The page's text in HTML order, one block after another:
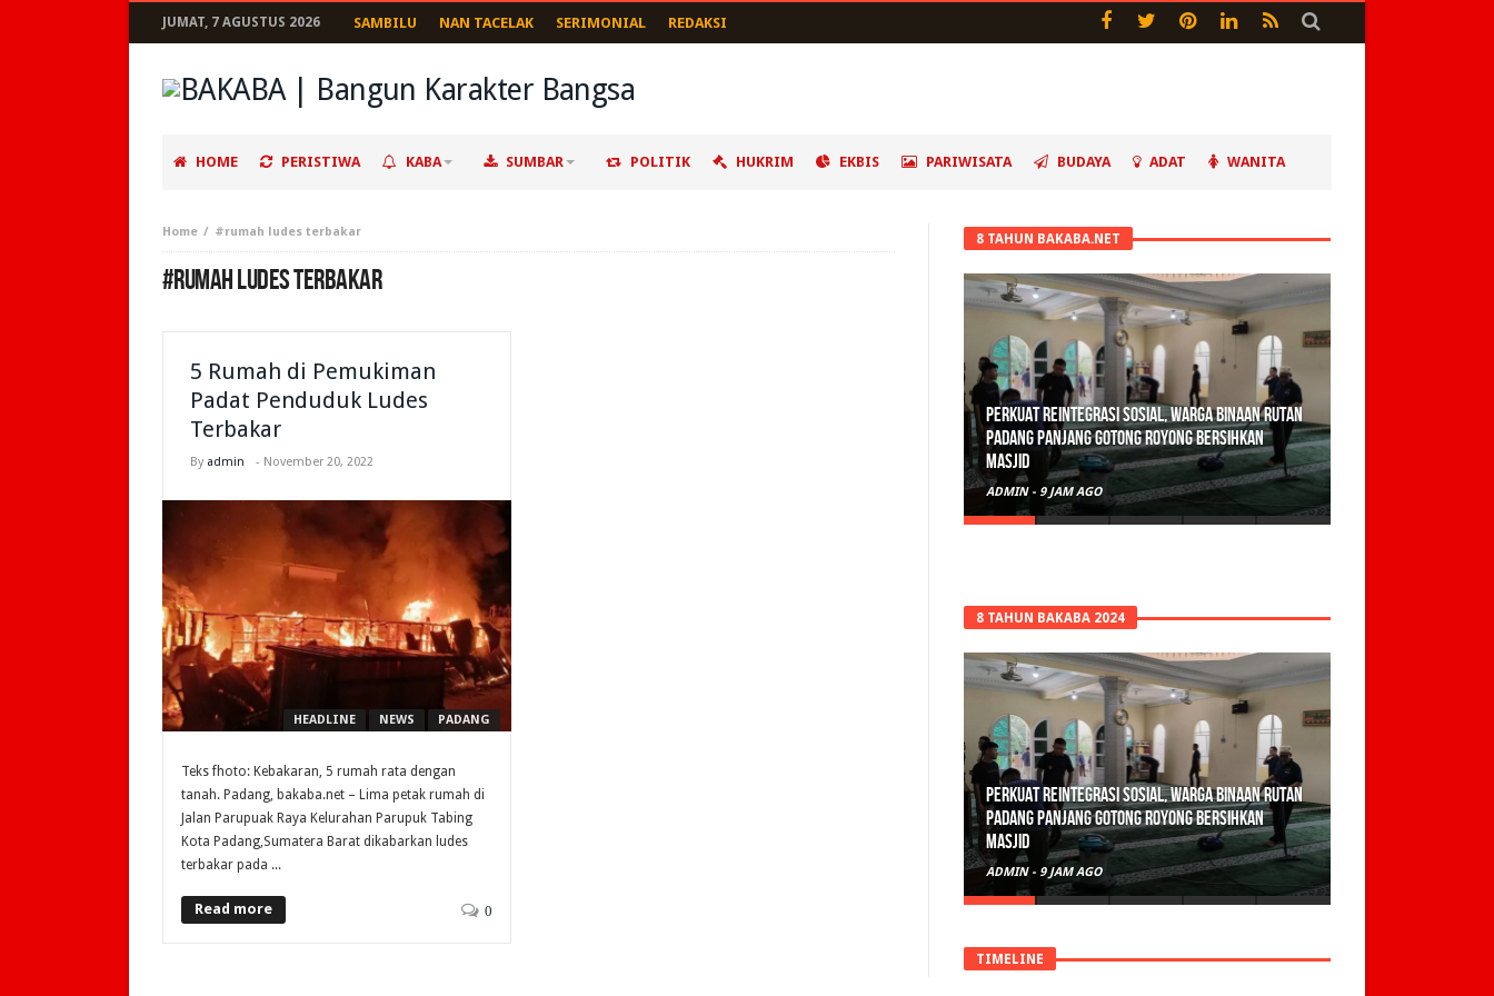
JUMAT, 7 AGUSTUS 2026 SAMBILU NAN TACELAK SERIMONIAL REDAKSI
HOME PERISTIWA KABA SUMBAR POLITIK HUKRIM EKBIS PARIWISATA BUDAYA ADAT WANITA
Home #rumah ludes terbakar
#RUMAH LUDES TERBAKAR
5 Rumah di Pemukiman
Padat Penduduk Ludes
Terbakar
By admin - November 20, 2022
HEADLINE NEWS PADANG
Teks fhoto: Kebakaran, 5 rumah rata dengan
tanah. Padang, bakaba.net – Lima petak rumah di
Jalan Parupuak Raya Kelurahan Parupuk Tabing
Kota Padang,Sumatera Barat dikabarkan ludes
terbakar pada ...
Read more 0
8 TAHUN BAKABA.NET
Perkuat Reintegrasi Sosial, Warga Binaan Rutan
Padang Panjang Gotong Royong Bersihkan
Masjid
ADMIN - 9 JAM AGO
8 TAHUN BAKABA 2024
Perkuat Reintegrasi Sosial, Warga Binaan Rutan
Padang Panjang Gotong Royong Bersihkan
Masjid
ADMIN - 9 JAM AGO
TIMELINE